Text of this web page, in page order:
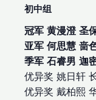
初中组
冠军 黄漫澄 圣
亚军 何思慧 啬
季军 石睿男 迦
优异奖 姚日轩
优异奖 戴柏熙